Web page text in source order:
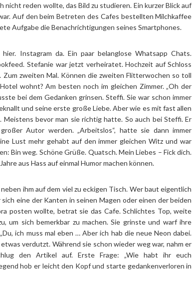
reden wollte, das Bild zu studieren. Ein kurzer Blick auf
Auf den beim Betreten des Cafes bestellten Milchkaffee
Aufgabe die Benachrichtigungen seines Smartphones.
Instagram da. Ein paar belanglose Whatsapp Chats.
Stefanie war jetzt verheiratet. Hochzeit auf Schloss
zweiten Mal. Können die zweiten Flitterwochen so toll
wohnt? Am besten noch im gleichen Zimmer. „Oh der
bei dem Gedanken grinsen. Steffi. Sie war schon immer
und seine erste große Liebe. Aber wie es mit fast allen
bevor man sie richtig hatte. So auch bei Steffi. Er
Autor werden. „Arbeitslos“, hatte sie dann immer
Lust mehr gehabt auf den immer gleichen Witz und war
Bin weg. Schöne Grüße. Quatsch. Mein Liebes – Fick dich.
aus Hass auf einmal Humor machen können.
ihm auf dem viel zu eckigen Tisch. Wer baut eigentlich
eine der Kanten in seinen Magen oder einen der beiden
posten wollte, betrat sie das Cafe. Schlichtes Top, weite
um sich bemerkbar zu machen. Sie grinste und warf ihre
ich muss mal eben … Aber ich hab die neue Neon dabei.
verdutzt. Während sie schon wieder weg war, nahm er
den Artikel auf. Erste Frage: „Wie habt ihr euch
hob er leicht den Kopf und starte gedankenverloren in